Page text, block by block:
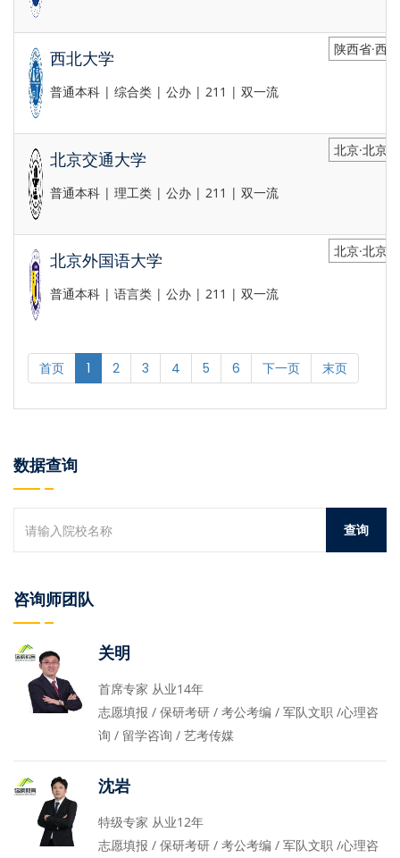
西北大学
普通本科 | 综合类 | 公办 | 211 | 双一流
陕西省·西
北京交通大学
普通本科 | 理工类 | 公办 | 211 | 双一流
北京·北京市
北京外国语大学
普通本科 | 语言类 | 公办 | 211 | 双一流
北京·北京市
首页 1 2 3 4 5 6 下一页 末页
数据查询
咨询师团队
关明
首席专家 从业14年
志愿填报 / 保研考研 / 考公考编 / 军队文职 /心理咨
询 / 留学咨询 / 艺考传媒
沈岩
特级专家 从业12年
志愿填报 / 保研考研 / 考公考编 / 军队文职 /心理咨